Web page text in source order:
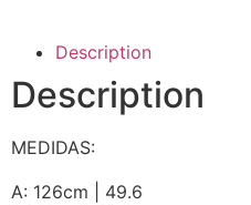
Description
Description
MEDIDAS:
A: 126cm | 49.6